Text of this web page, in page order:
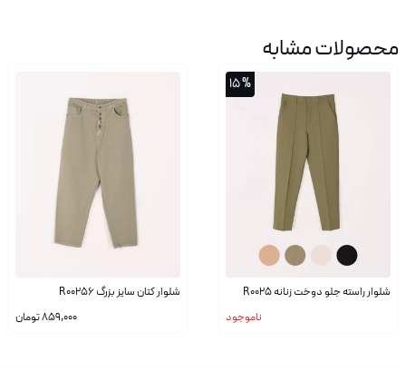
محصولات مشابه
% 15
شلوار راسته جلو دوخت زنانه R0025
ناموجود
شلوار کتان سایز بزرگ R00256
859,000تومان